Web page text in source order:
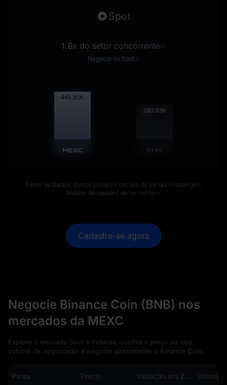
Spot
1.6x do setor concorrente
Negocie no Spot
446.25K
281.22K
B***
Fonte de Dados: Dados públicos oficiais de várias exchanges
Análise de liquidez de terceiros
Cadastre-se agora
Negocie Binance Coin (BNB) nos
mercados da MEXC
Explore o mercado Spot e Futuros, confira o preço ao vivo,
volume de negociação e negocie diretamente o Binance Coin.
Pares Preço Variação em 24h